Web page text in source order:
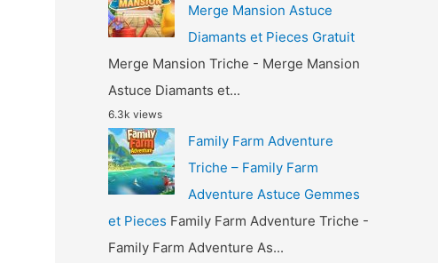
Merge Mansion Astuce
Diamants et Pieces Gratuit
Merge Mansion Triche - Merge Mansion
Astuce Diamants et...
6.3k views
Family Farm Adventure
Triche – Family Farm
Adventure Astuce Gemmes
et Pieces Family Farm Adventure Triche -
Family Farm Adventure As...